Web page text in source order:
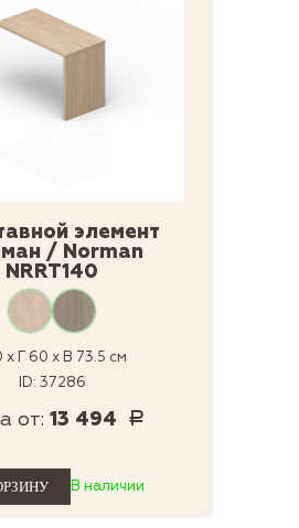
элемент
/ Norman
NRRT140
x Г 60 x В 73.5 см
ID: 37286
от: 13 494 Р
В наличии